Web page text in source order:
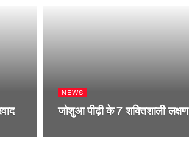
NEWS
जोशुआ पीढ़ी के 7 शक्तिशाली लक्षण